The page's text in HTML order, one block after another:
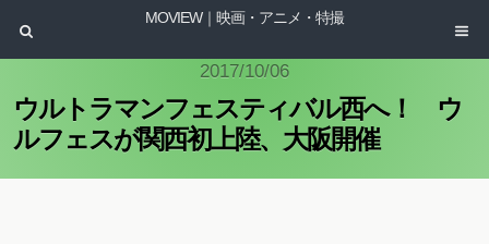
MOVIEW｜映画・アニメ・特撮
2017/10/06
ウルトラマンフェスティバル西へ！ ウ
ルフェスが関西初上陸、大阪開催